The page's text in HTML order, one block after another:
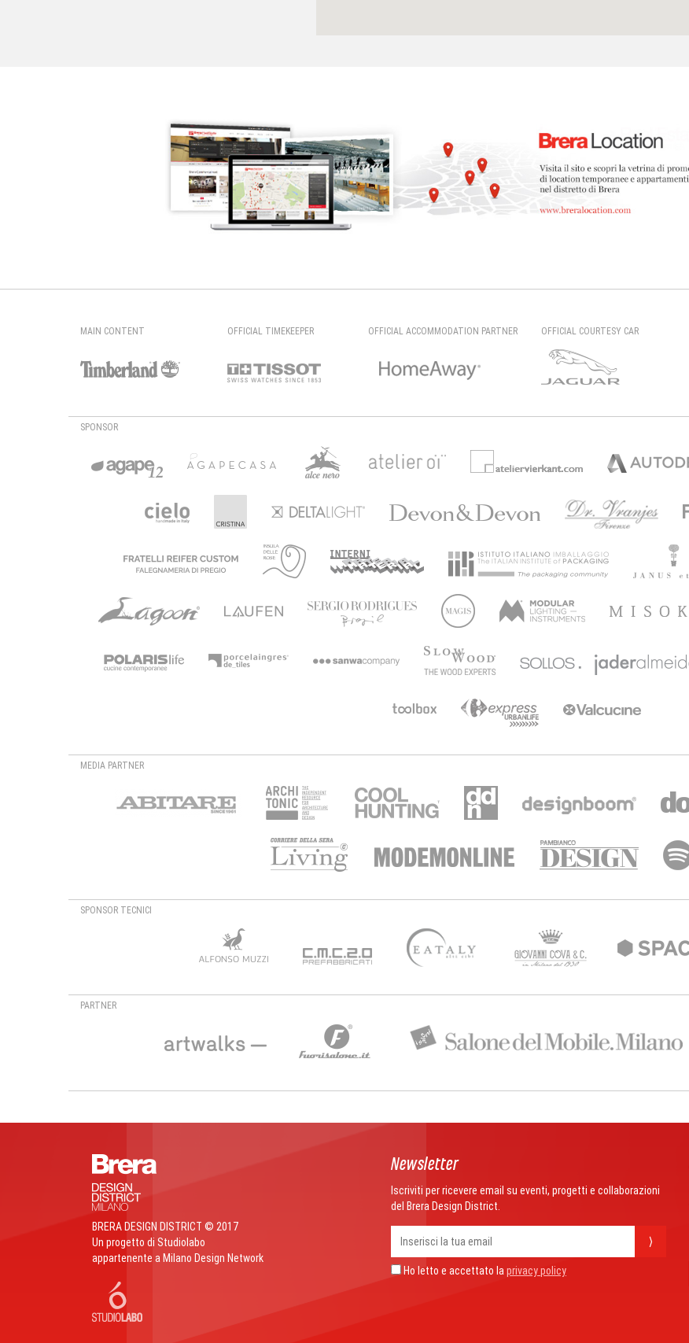
MAIN CONTENT OFFICIAL TIMEKEEPER OFFICIAL ACCOMMODATION PARTNER OFFICIAL COURTESY CAR
SPONSOR
MEDIA PARTNER
SPONSOR TECNICI
PARTNER
BRERA DESIGN DISTRICT © 2017
Un progetto di Studiolabo
appartenente a Milano Design Network
Newsletter
Iscriviti per ricevere email su eventi, progetti e collaborazioni
del Brera Design District.
⟩
Ho letto e accettato la privacy policy